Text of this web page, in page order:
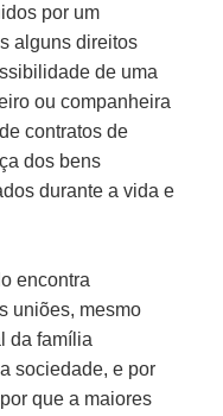
por um
alguns direitos
de uma
ou companheira
contratos de
dos bens
durante a vida e
encontra
uniões, mesmo
da família
sociedade, e por
que a maiores